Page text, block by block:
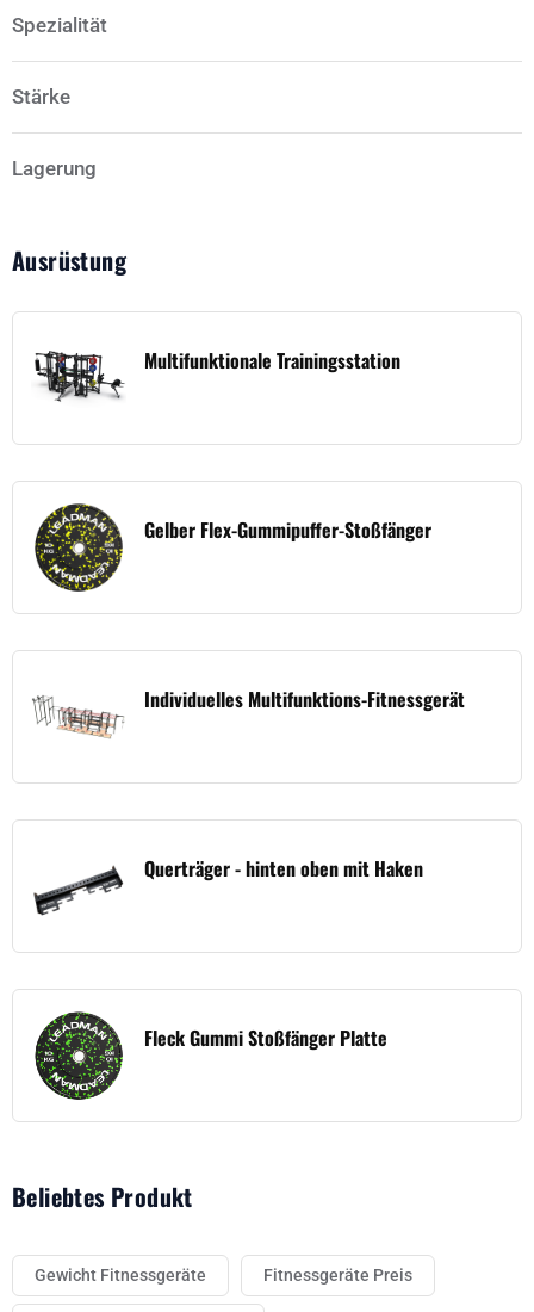
Spezialität
Stärke
Lagerung
Ausrüstung
Multifunktionale Trainingsstation
Gelber Flex-Gummipuffer-Stoßfänger
Individuelles Multifunktions-Fitnessgerät
Querträger - hinten oben mit Haken
Fleck Gummi Stoßfänger Platte
Beliebtes Produkt
Gewicht Fitnessgeräte Fitnessgeräte Preis